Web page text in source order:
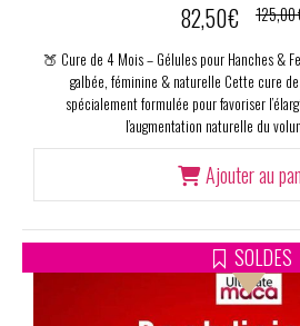
82,50€ 125,00
🍑 Cure de 4 Mois – Gélules pour Hanches &
galbée, féminine & naturelle Cette cure
spécialement formulée pour favoriser
l’augmentation naturelle du
Ajouter au
SOLDES